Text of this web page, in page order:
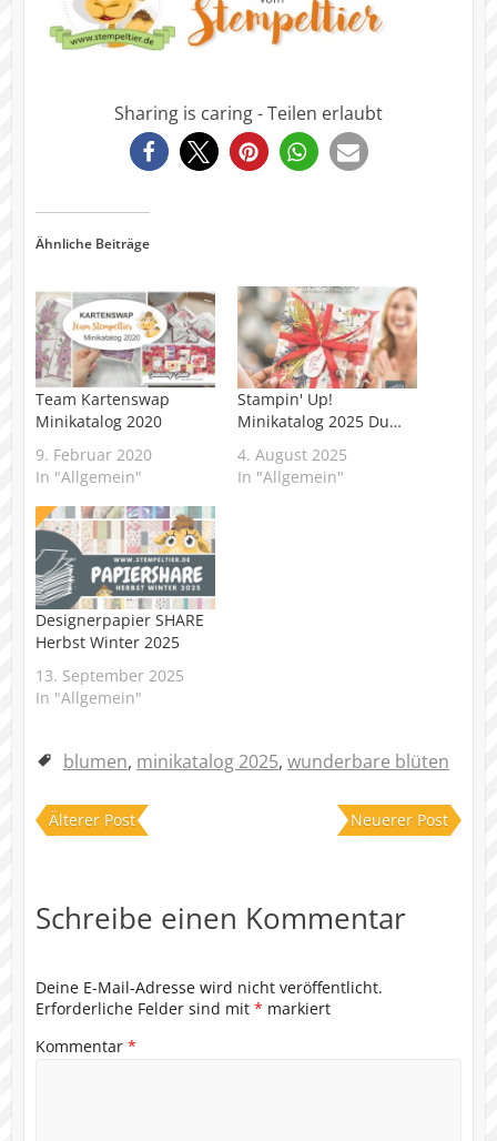
Sharing is caring - Teilen erlaubt
135
Ähnliche Beiträge
Team Kartenswap
Minikatalog 2020
9. Februar 2020
In "Allgemein"
Stampin' Up!
Minikatalog 2025 Du…
4. August 2025
In "Allgemein"
Designerpapier SHARE
Herbst Winter 2025
13. September 2025
In "Allgemein"
blumen, minikatalog 2025, wunderbare blüten
Älterer Post Neuerer Post
Schreibe einen Kommentar
Deine E-Mail-Adresse wird nicht veröffentlicht.
Erforderliche Felder sind mit * markiert
Kommentar *